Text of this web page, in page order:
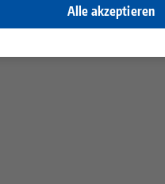
Alle akzeptieren